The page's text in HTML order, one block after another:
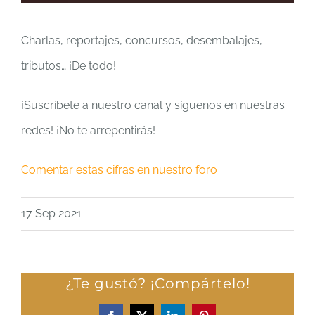
Charlas, reportajes, concursos, desembalajes,
tributos… ¡De todo!
¡Suscríbete a nuestro canal y síguenos en nuestras
redes! ¡No te arrepentirás!
Comentar estas cifras en nuestro foro
17 Sep 2021
¿Te gustó? ¡Compártelo!